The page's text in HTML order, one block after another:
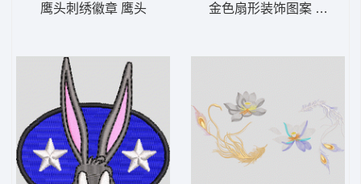
鹰头刺绣徽章 鹰头 金色扇形装饰图案 靓花